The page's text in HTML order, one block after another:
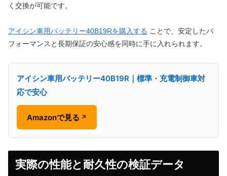
く交換が可能です。
アイシン車用バッテリー40B19Rを購入する ことで、安定したパ
フォーマンスと長期保証の安心感を同時に手に入れられます。
アイシン車用バッテリー40B19R｜標準・充電制御車対
応で安心
Amazonで見る ↗
実際の性能と耐久性の検証データ